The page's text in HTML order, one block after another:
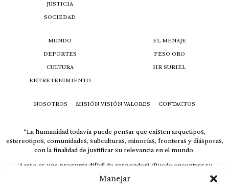
Manejar
JUSTICIA
SOCIEDAD
MUNDO
DEPORTES
CULTURA
ENTRETENIMIENTO
EL MENAJE
PESO ORO
HR SURIEL
NOSOTROS MISIÓN VISIÓN VALORES CONTACTOS
“La humanidad todavía puede pensar que existen arquetipos,
estereotipos, comunidades, subculturas, minorías, fronteras y diásporas,
con la finalidad de justificar su relevancia en el mundo.
¿Acaso es una pregunta difícil de responder? ¿Puede encontrar su
respuesta al instante, otorgando al receptor cuestionado espacio y
velocidad suficiente para responder correctamente? De no ser así, el que